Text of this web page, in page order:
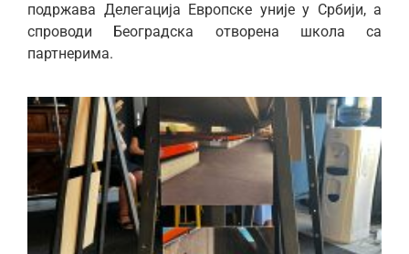
подржава Делегација Европске уније у Србији, а
спроводи Београдска отворена школа са
партнерима.